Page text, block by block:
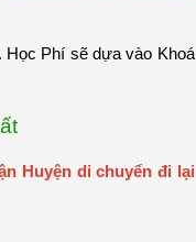
Học Phí sẽ dựa vào Khoá
Huyện di chuyển đi lại